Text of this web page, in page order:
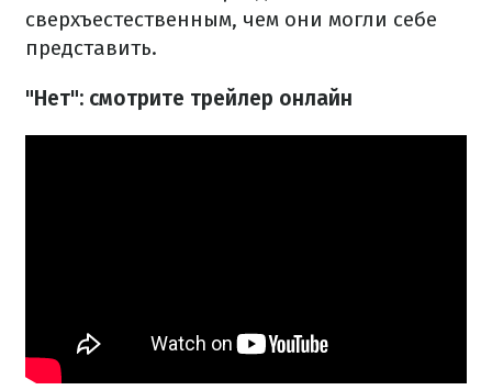
сверхъестественным, чем они могли себе
представить.
"Нет": смотрите трейлер онлайн